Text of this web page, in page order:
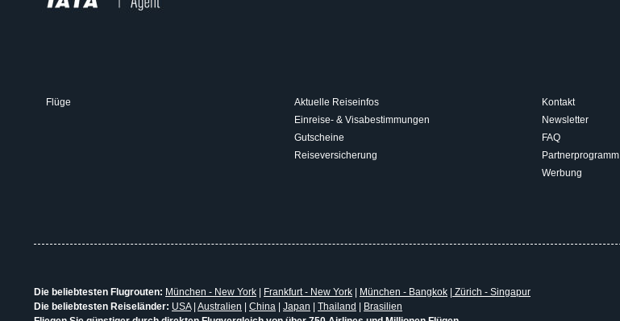
Flüge
Aktuelle Reiseinfos
Einreise- & Visabestimmungen
Gutscheine
Reiseversicherung
Kontakt
Newsletter
FAQ
Partnerprogramm
Werbung
Die beliebtesten Flugrouten: München - New York Frankfurt - New York München - Bangkok
Zürich - Singapur
Die beliebtesten Reiseländer: USA| Australien China Japan Thailand
Brasilien